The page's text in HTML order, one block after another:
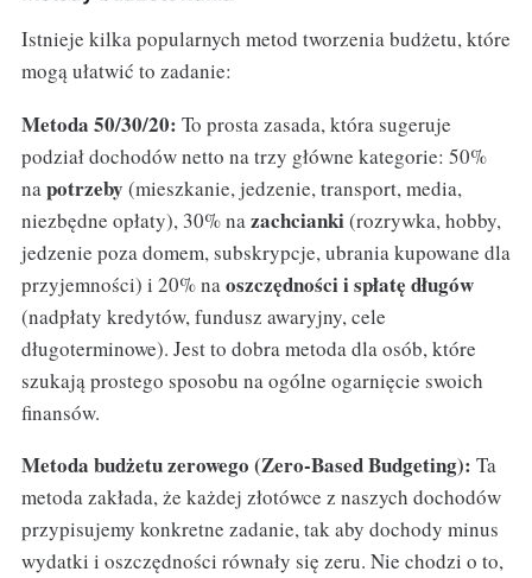
Istnieje kilka popularnych metod tworzenia budżetu, które
mogą ułatwić to zadanie:
Metoda 50/30/20: To prosta zasada, która sugeruje
podział dochodów netto na trzy główne kategorie: 50%
na potrzeby (mieszkanie, jedzenie, transport, media,
niezbędne opłaty), 30% na zachcianki(rozrywka, hobby,
jedzenie poza domem, subskrypcje, ubrania kupowane dla
przyjemności) i 20% na oszczędności i spłatę długów
(nadpłaty kredytów, fundusz awaryjny, cele
długoterminowe). Jest to dobra metoda dla osób, które
szukają prostego sposobu na ogólne ogarnięcie swoich
finansów.
Metoda budżetu zerowego (Zero-Based Budgeting): Ta
metoda zakłada, że każdej złotówce z naszych dochodów
przypisujemy konkretne zadanie, tak aby dochody minus
wydatki i oszczędności równały się zeru. Nie chodzi o to,